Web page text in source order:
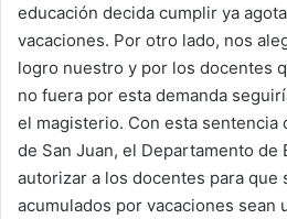
educación decida cumplir ya
vacaciones. Por otro lado, nos
logro nuestro y por los docentes
no fuera por esta demanda
el magisterio. Con esta sentencia
de San Juan, el Departamento de
autorizar a los docentes para que
acumulados por vacaciones sean